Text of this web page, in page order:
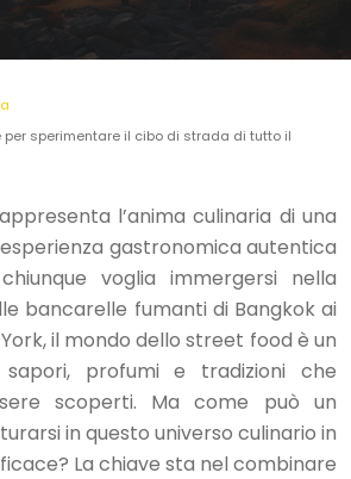
sperimentare il cibo di strada di tutto il
l’anima culinaria di una
gastronomica autentica
voglia immergersi nella
bancarelle fumanti di Bangkok ai
il mondo dello street food è un
sapori, profumi e tradizioni che
scoperti. Ma come può un
in questo universo culinario in
La chiave sta nel combinare